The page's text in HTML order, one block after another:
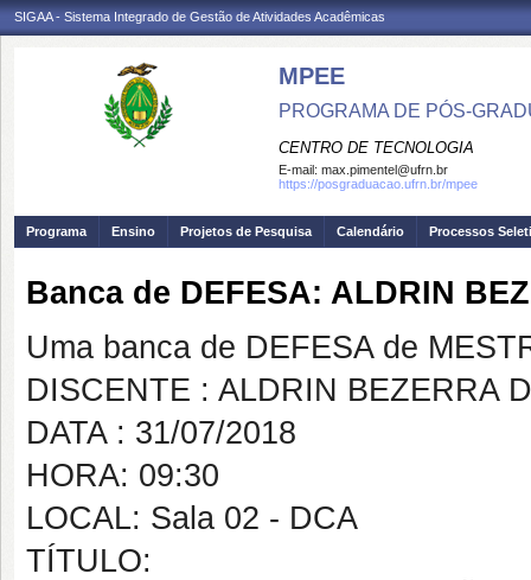
SIGAA - Sistema Integrado de Gestão de Atividades Acadêmicas
MPEE
PROGRAMA DE PÓS-
CENTRO DE TECNOLOGIA
E-mail: max.pimentel@ufrn.br
https://posgraduacao.ufrn.br/mpee
Programa Ensino Projetos de Pesquisa Calendário Processos
Banca de DEFESA: ALDRIN
Uma banca de DEFESA de
DISCENTE : ALDRIN BEZERRA
DATA : 31/07/2018
HORA: 09:30
LOCAL: Sala 02 - DCA
TÍTULO: